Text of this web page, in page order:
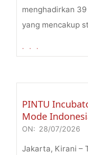
01
menghadirkan
yang mencakup
. . .
PINTU
Mode
2026-
07-
ON: 28/07/2026
Jakarta, Kirani –